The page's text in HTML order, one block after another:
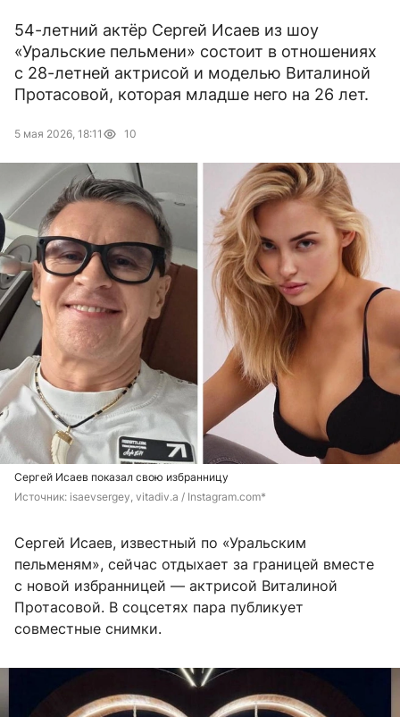
54-летний актёр Сергей Исаев из шоу
«Уральские пельмени» состоит в отношениях
с 28-летней актрисой и моделью Виталиной
Протасовой, которая младше него на 26 лет.
5 мая 2026, 18:11 10
Сергей Исаев показал свою избранницу
Источник: isaevsergey, vitadiv.a / Instagram.com*
Сергей Исаев, известный по «Уральским
пельменям», сейчас отдыхает за границей вместе
с новой избранницей — актрисой Виталиной
Протасовой. В соцсетях пара публикует
совместные снимки.